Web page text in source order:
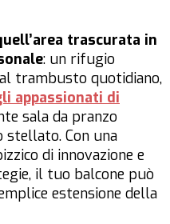
trascurata in
: un rifugio
trambusto quotidiano,
appassionati di
sala da pranzo
stellato. Con una
di innovazione e
il tuo balcone può
estensione della